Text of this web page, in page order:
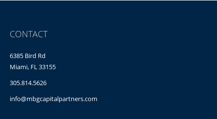
CONTACT
6385 Bird Rd
Miami, FL 33155
305.814.5626
info@mbgcapitalpartners.com